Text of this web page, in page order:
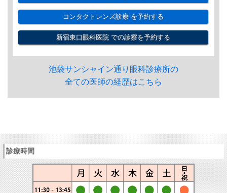
コンタクトレンズ診療を予約する
新宿東口眼科医院での診察を予約する
池袋サンシャイン通り眼科診療所の
全ての医師の経歴はこちら
診療時間